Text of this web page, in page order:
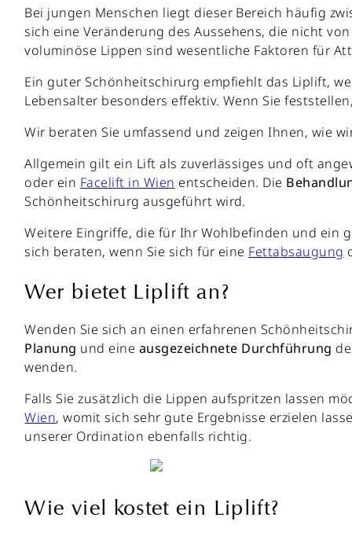
Bei jungen Menschen liegt dieser Bereich häufig
sich eine Veränderung des Aussehens, die nicht
voluminöse Lippen sind wesentliche Faktoren für
Ein guter Schönheitschirurg empfiehlt das Liplift,
Lebensalter besonders effektiv. Wenn Sie
Wir beraten Sie umfassend und zeigen Ihnen, wie
Allgemein gilt ein Lift als zuverlässiges und oft
oder ein Facelift in Wien entscheiden. Die
Schönheitschirurg ausgeführt wird.
Weitere Eingriffe, die für Ihr Wohlbefinden und ein
sich beraten, wenn Sie sich für eine Fettabsaugung
Wer bietet Liplift an?
Wenden Sie sich an einen erfahrenen
Planung und eine ausgezeichnete Durchführung
wenden.
Falls Sie zusätzlich die Lippen aufspritzen lassen
Wien, womit sich sehr gute Ergebnisse erzielen
unserer Ordination ebenfalls richtig.
Wie viel kostet ein Liplift?